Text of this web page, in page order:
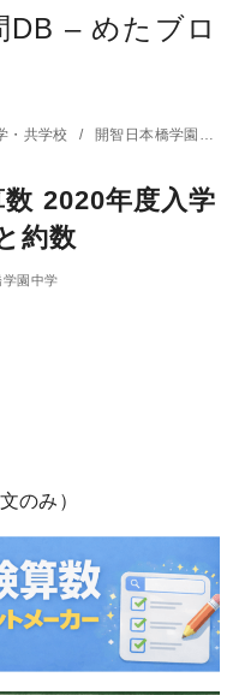
DB – めたブロ
・共学校 開智日本橋学園中学
2020年度入学
約数
学園中学
のみ）